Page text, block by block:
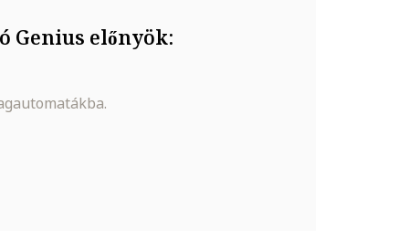
Genius előnyök: